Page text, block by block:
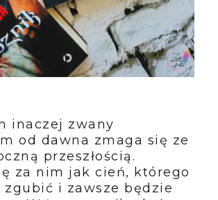
inaczej zwany
od dawna zmaga się ze
przeszłością.
za nim jak cień, którego
zgubić i zawsze będzie